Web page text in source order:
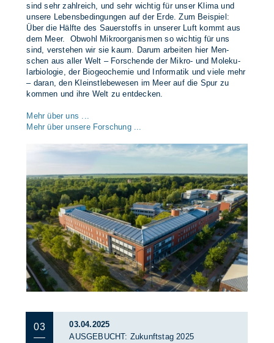
sind sehr zahl­reich, und sehr wich­tig für un­ser Kli­ma und
un­se­re Le­bens­be­din­gun­gen auf der Erde. Zum Bei­spiel:
Über die Hälf­te des Sau­er­stoffs in un­se­rer Luft kommt aus
dem Meer. Ob­wohl Mi­kro­or­ga­nis­men so wich­tig für uns
sind, ver­ste­hen wir sie kaum. Dar­um ar­bei­ten hier Men­
schen aus al­ler Welt – For­schen­de der Mi­kro- und Mo­le­ku­
lar­bio­lo­gie, der Bio­geo­che­mie und In­for­ma­tik und vie­le mehr
– dar­an, den Kleinst­le­be­we­sen im Meer auf die Spur zu
kom­men und ihre Welt zu ent­de­cken.
Mehr über uns ...
Mehr über unsere Forschung ...
03
03.04.2025
AUS­GE­BUCHT: Zu­kunfts­tag 2025